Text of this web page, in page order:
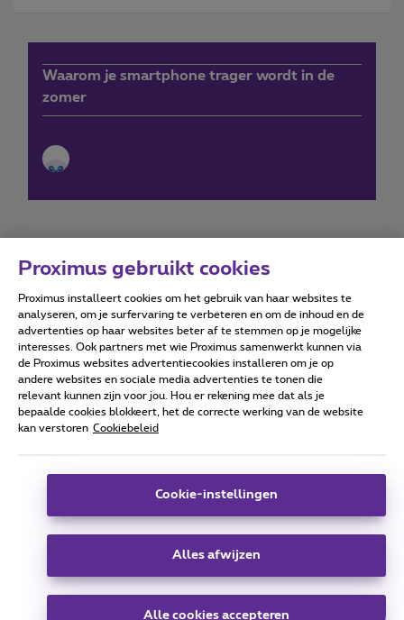
Waarom je smartphone trager wordt in de
zomer
Forumvoorwaarden Accessibility statement
Alle rechten voorbehouden. © Proximus
Algemene voorwaarden, consumenteninfo
Deze website is gecreëerd en wordt beheerd conform het
Koning Albert II-laan 27 - B-1030 Brussel.
Carrier & Wholesale Solutions
Telindus
Proximus gebruikt cookies
Proximus installeert cookies om het gebruik van haar websites te
analyseren, om je surfervaring te verbeteren en om de inhoud en de
advertenties op haar websites beter af te stemmen op je mogelijke
interesses. Ook partners met wie Proximus samenwerkt kunnen via
de Proximus websites advertentiecookies installeren om je op
andere websites en sociale media advertenties te tonen die
relevant kunnen zijn voor jou. Hou er rekening mee dat als je
bepaalde cookies blokkeert, het de correcte werking van de website
kan verstoren Cookiebeleid
Cookie-instellingen
Alles afwijzen
Alle cookies accepteren